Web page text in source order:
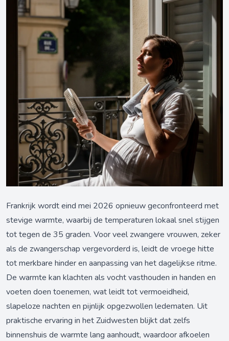
Frankrijk wordt eind mei 2026 opnieuw geconfronteerd met
stevige warmte, waarbij de temperaturen lokaal snel stijgen
tot tegen de 35 graden. Voor veel zwangere vrouwen, zeker
als de zwangerschap vergevorderd is, leidt de vroege hitte
tot merkbare hinder en aanpassing van het dagelijkse ritme.
De warmte kan klachten als vocht vasthouden in handen en
voeten doen toenemen, wat leidt tot vermoeidheid,
slapeloze nachten en pijnlijk opgezwollen ledematen. Uit
praktische ervaring in het Zuidwesten blijkt dat zelfs
binnenshuis de warmte lang aanhoudt, waardoor afkoelen